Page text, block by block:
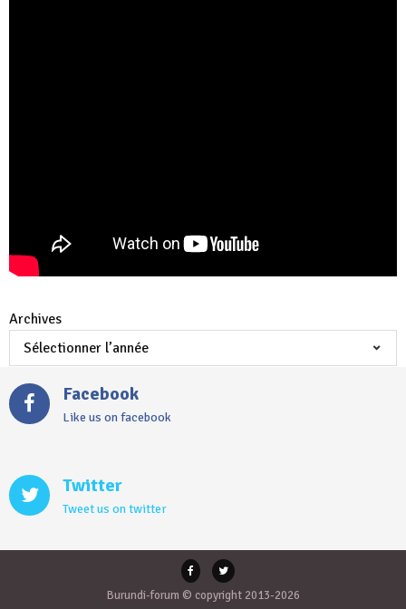
Archives
Facebook
Like us on facebook
Twitter
Tweet us on twitter
Burundi-forum © copyright 2013-2026